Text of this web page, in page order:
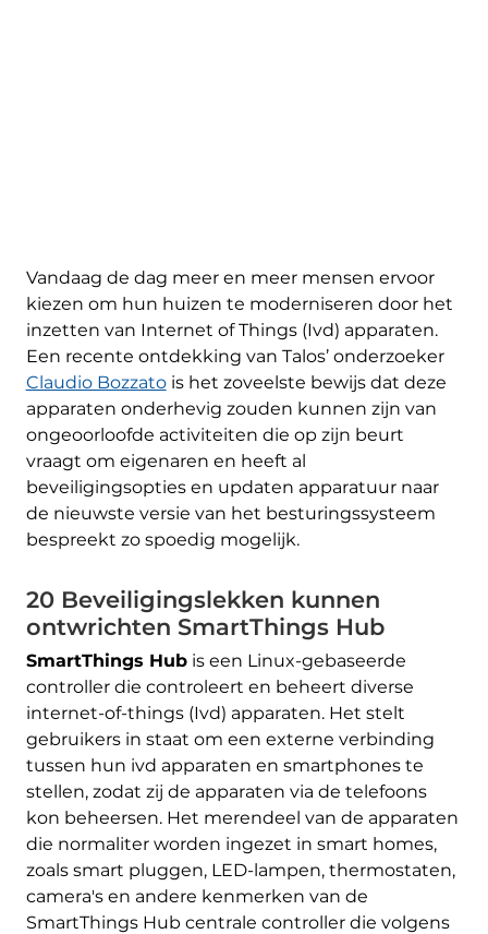
Vandaag de dag meer en meer mensen ervoor
kiezen om hun huizen te moderniseren door het
inzetten van Internet of Things (Ivd) apparaten.
Een recente ontdekking van Talos’ onderzoeker
Claudio Bozzatois het zoveelste bewijs dat deze
apparaten onderhevig zouden kunnen zijn van
ongeoorloofde activiteiten die op zijn beurt
vraagt ​​om eigenaren en heeft al
beveiligingsopties en updaten apparatuur naar
de nieuwste versie van het besturingssysteem
bespreekt zo spoedig mogelijk.
20 Beveiligingslekken kunnen
ontwrichten SmartThings Hub
SmartThings Hubis een Linux-gebaseerde
controller die controleert en beheert diverse
internet-of-things (Ivd) apparaten. Het stelt
gebruikers in staat om een ​​externe verbinding
tussen hun ivd apparaten en smartphones te
stellen, zodat zij de apparaten via de telefoons
kon beheersen. Het merendeel van de apparaten
die normaliter worden ingezet in smart homes,
zoals smart pluggen, LED-lampen, thermostaten,
camera's en andere kenmerken van de
SmartThings Hub centrale controller die volgens